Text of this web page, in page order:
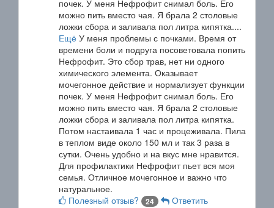
почек. У меня Нефрофит снимал боль. Его
можно пить вместо чая. Я брала 2 столовые
ложки сбора и заливала пол литра кипятка....
Ещё У меня проблемы с почками. Время от
времени боли и подруга посоветовала попить
Нефрофит. Это сбор трав, нет ни одного
химического элемента. Оказывает
мочегонное действие и нормализует функции
почек. У меня Нефрофит снимал боль. Его
можно пить вместо чая. Я брала 2 столовые
ложки сбора и заливала пол литра кипятка.
Потом настаивала 1 час и процеживала. Пила
в теплом виде около 150 мл и так 3 раза в
сутки. Очень удобно и на вкус мне нравится.
Для профилактики Нефрофит пьет вся моя
семья. Отличное мочегонное и важно что
натуральное.
Полезный отзыв?
24 Ответить